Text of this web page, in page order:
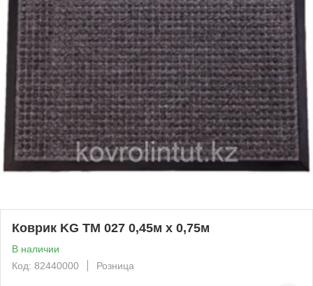
Коврик KG ТМ 027 0,45м х 0,75м
В наличии
Код: 82440000
Розница